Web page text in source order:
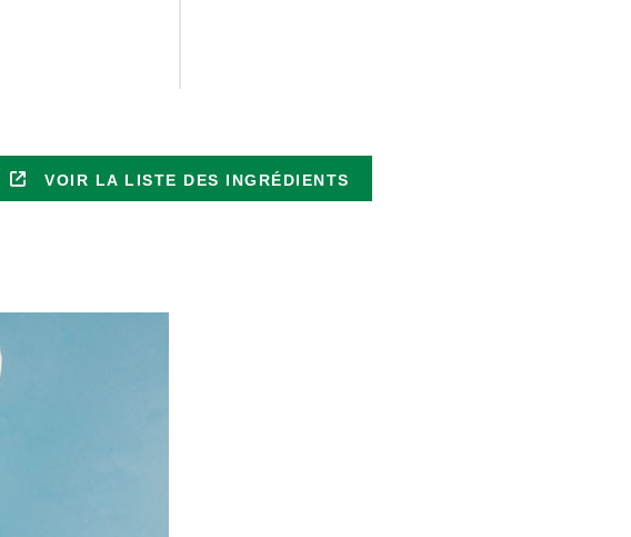
VOIR LA LISTE DES INGRÉDIENTS